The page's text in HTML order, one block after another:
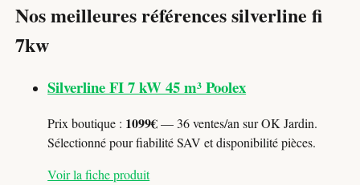
Nos meilleures références silverline fi
7kw
Silverline FI 7 kW 45 m³ Poolex
Prix boutique : 1099€— 36 ventes/an sur OK Jardin.
Sélectionné pour fiabilité SAV et disponibilité pièces.
Voir la fiche produit